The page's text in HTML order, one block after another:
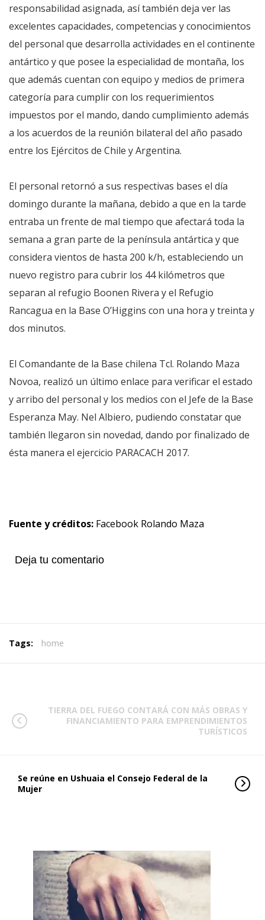
responsabilidad asignada, así también deja ver las
excelentes capacidades, competencias y conocimientos
del personal que desarrolla actividades en el continente
antártico y que posee la especialidad de montaña, los
que además cuentan con equipo y medios de primera
categoría para cumplir con los requerimientos
impuestos por el mando, dando cumplimiento además
a los acuerdos de la reunión bilateral del año pasado
entre los Ejércitos de Chile y Argentina.
El personal retornó a sus respectivas bases el día
domingo durante la mañana, debido a que en la tarde
entraba un frente de mal tiempo que afectará toda la
semana a gran parte de la península antártica y que
considera vientos de hasta 200 k/h, estableciendo un
nuevo registro para cubrir los 44 kilómetros que
separan al refugio Boonen Rivera y el Refugio
Rancagua en la Base O’Higgins con una hora y treinta y
dos minutos.
El Comandante de la Base chilena Tcl. Rolando Maza
Novoa, realizó un último enlace para verificar el estado
y arribo del personal y los medios con el Jefe de la Base
Esperanza May. Nel Albiero, pudiendo constatar que
también llegaron sin novedad, dando por finalizado de
ésta manera el ejercicio PARACACH 2017.
Fuente y créditos: Facebook Rolando Maza
Deja tu comentario
Tags: home
TIERRA DEL FUEGO CONTARÁ CON MÁS OBRAS Y
FINANCIAMIENTO PARA EMPRENDIMIENTOS
TURÍSTICOS
Se reúne en Ushuaia el Consejo Federal de la
Mujer